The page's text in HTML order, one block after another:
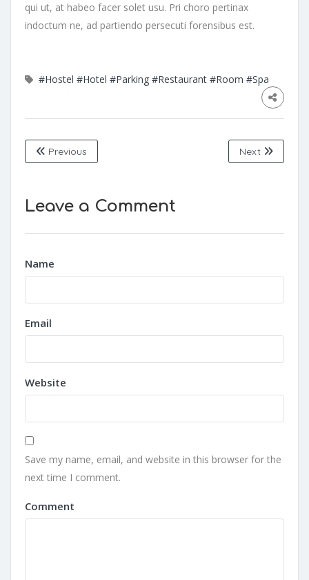
qui ut, at habeo facer solet usu. Pri choro pertinax
indoctum ne, ad partiendo persecuti forensibus est.
#Hostel #Hotel #Parking #Restaurant #Room #Spa
Previous Next
Leave a Comment
Name
Email
Website
Save my name, email, and website in this browser for the
next time I comment.
Comment